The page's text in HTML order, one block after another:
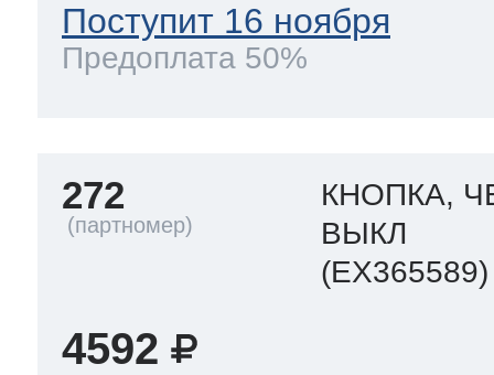
Поступит 16 ноября
Предоплата 50%
272
КНОПКА,
ВЫКЛ
(EX365589)
4592